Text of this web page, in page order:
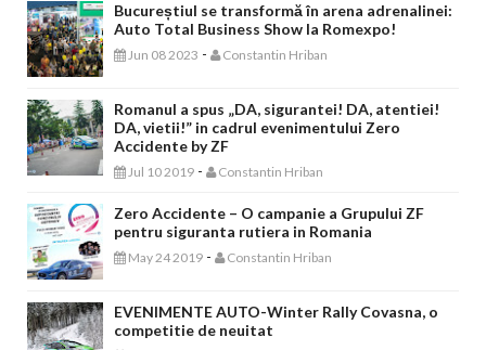
Bucureștiul se transformă în arena adrenalinei:
Auto Total Business Show la Romexpo!
Jun 08 2023 - Constantin Hriban
Romanul a spus „DA, sigurantei! DA, atentiei!
DA, vietii!” in cadrul evenimentului Zero
Accidente by ZF
Jul 10 2019 - Constantin Hriban
Zero Accidente – O campanie a Grupului ZF
pentru siguranta rutiera in Romania
May 24 2019 - Constantin Hriban
EVENIMENTE AUTO-Winter Rally Covasna, o
competitie de neuitat